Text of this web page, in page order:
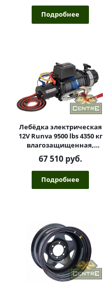
Подробнее
Лебёдка электрическая
12V Runva 9500 lbs 4350 кг
влагозащищенная,
синтетический трос
67 510 руб.
Подробнее